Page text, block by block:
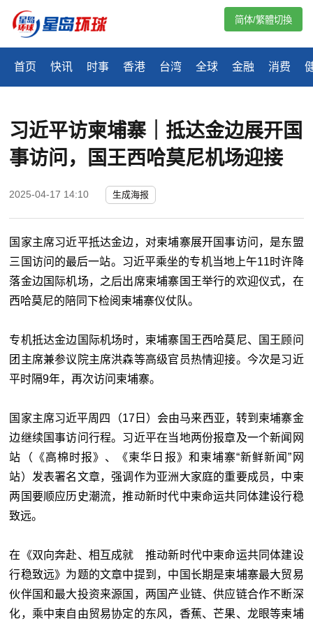
首页 快讯 时事 香港 台湾 全球 金融 消费
简体/繁體切換
习近平访柬埔寨｜抵达金边展开国
事访问，国王西哈莫尼机场迎接
2025-04-17 14:10 生成海报
国家主席习近平抵达金边，对柬埔寨展开国事访问，是东盟
三国访问的最后一站。习近平乘坐的专机当地上午11时许降
落金边国际机场，之后出席柬埔寨国王举行的欢迎仪式，在
西哈莫尼的陪同下检阅柬埔寨仪仗队。
专机抵达金边国际机场时，柬埔寨国王西哈莫尼、国王顾问
团主席兼参议院主席洪森等高级官员热情迎接。今次是习近
平时隔9年，再次访问柬埔寨。
国家主席习近平周四（17日）会由马来西亚，转到柬埔寨金
边继续国事访问行程。习近平在当地两份报章及一个新闻网
站（《高棉时报》、《柬华日报》和柬埔寨“新鲜新闻”网
站）发表署名文章，强调作为亚洲大家庭的重要成员，中柬
两国要顺应历史潮流，推动新时代中柬命运共同体建设行稳
致远。
在《双向奔赴、相互成就 推动新时代中柬命运共同体建设
行稳致远》为题的文章中提到，中国长期是柬埔寨最大贸易
伙伴国和最大投资来源国，两国产业链、供应链合作不断深
化，乘中柬自由贸易协定的东风，香蕉、芒果、龙眼等柬埔